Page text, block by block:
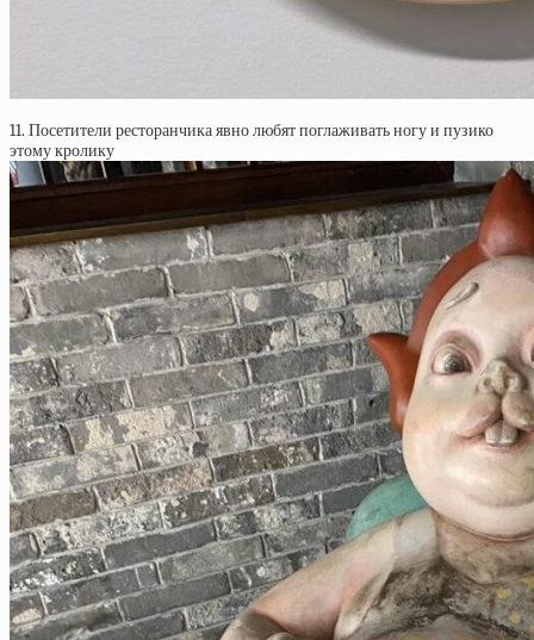
11. Посетители ресторанчика явно любят поглаживать ногу и пузико
этому кролику